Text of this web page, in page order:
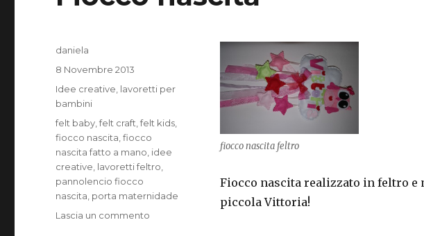
fiocco nascita feltro
Fiocco nascita realizzato in feltro
piccola Vittoria!
Autore
daniela
Pubblicato
8 Novembre 2013
Categorie
Idee creative lavoretti per
bambini
Tag
felt baby ,felt craft ,felt kids
fiocco nascita ,fiocco
nascita fatto a mano idee
creative lavoretti feltro
pannolencio fiocco
nascita porta maternidade
Lascia un commento